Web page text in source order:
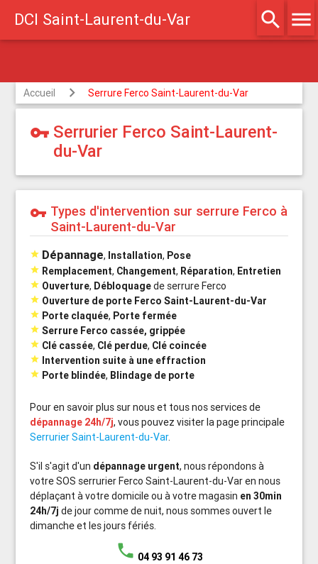
DCI Saint-Laurent-du-Var search menu
Accueil Serrure Ferco Saint-Laurent-du-Var
vpn_key Serrurier Ferco Saint-Laurent-
du-Var
vpn_key Types d'intervention sur serrure Ferco à
Saint-Laurent-du-Var
 Dépannage, Installation, Pose
 Remplacement, Changement, Réparation, Entretien
 Ouverture, Débloquagede serrure Ferco
 Ouverture de porte Ferco Saint-Laurent-du-Var
 Porte claquée, Porte fermée
 Serrure Ferco cassée, grippée
 Clé cassée, Clé perdue, Clé coincée
 Intervention suite à une effraction
 Porte blindée, Blindage de porte
Pour en savoir plus sur nous et tous nos services de
dépannage 24h/7j, vous pouvez visiter la page principale
Serrurier Saint-Laurent-du-Var.
S'il s'agit d'un dépannage urgent, nous répondons à
votre SOS serrurier Ferco Saint-Laurent-du-Var en nous
déplaçant à votre domicile ou à votre magasin en 30min
24h/7j de jour comme de nuit, nous sommes ouvert le
dimanche et les jours fériés.
phone 04 93 91 46 73